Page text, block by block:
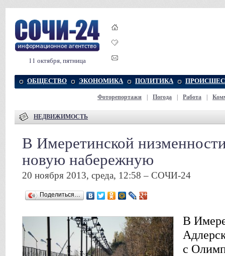
11 октября, пятница
ОБЩЕСТВО ЭКОНОМИКА ПОЛИТИКА
Фоторепортажи Погода Работа
НЕДВИЖИМОСТЬ
В Имеретинской
новую набережную
20 ноября 2013, среда, 12:58 – СОЧИ-24
Поделиться…
В
с